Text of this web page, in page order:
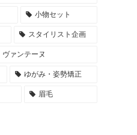
小物セット
スタイリスト企画
ヴァンテーヌ
ゆがみ・姿勢矯正
眉毛